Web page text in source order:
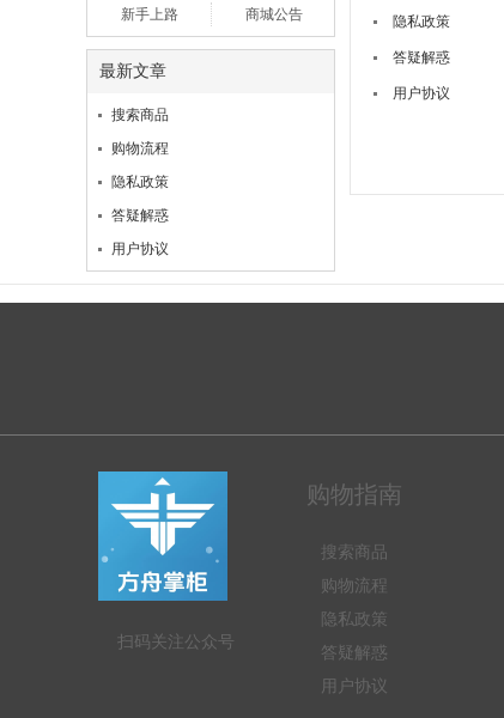
新手上路
商城公告
最新文章
搜索商品
购物流程
隐私政策
答疑解惑
用户协议
隐私政策
答疑解惑
用户协议
扫码关注公众号
购物指南
搜索商品
购物流程
隐私政策
答疑解惑
用户协议